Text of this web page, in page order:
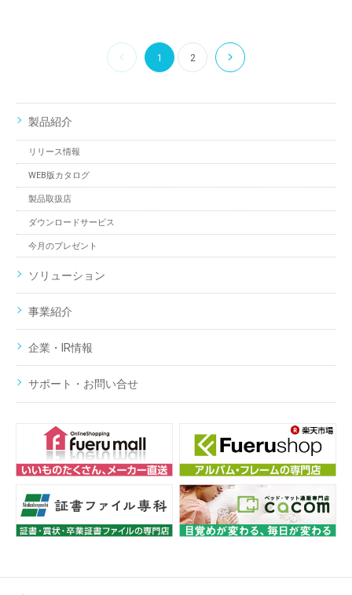
1 2
製品紹介
リリース情報
WEB版カタログ
製品取扱店
ダウンロードサービス
今月のプレゼント
ソリューション
事業紹介
企業・IR情報
サポート・お問い合せ